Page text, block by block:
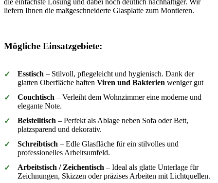
die einfachste Lösung und dabei noch deutlich nachhaltiger. Wir
liefern Ihnen die maßgeschneiderte Glasplatte zum Montieren.
Mögliche Einsatzgebiete:
✓ Esstisch – Stilvoll, pflegeleicht und hygienisch. Dank der
glatten Oberfläche haften Viren und Bakterien weniger gut
✓
Couchtisch – Verleiht dem Wohnzimmer eine moderne und
elegante Note.
✓
Beistelltisch – Perfekt als Ablage neben Sofa oder Bett,
platzsparend und dekorativ.
✓
Schreibtisch – Edle Glasfläche für ein stilvolles und
professionelles Arbeitsumfeld.
✓
Arbeitstisch / Zeichentisch – Ideal als glatte Unterlage für
Zeichnungen, Skizzen oder präzises Arbeiten mit Lichtquellen.